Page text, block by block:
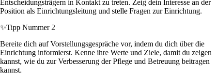
Entscheidungsträgern in Kontakt zu treten. Zeig dein Interesse an der
Position als Einrichtungsleitung und stelle Fragen zur Einrichtung.
✨Tipp Nummer 2
Bereite dich auf Vorstellungsgespräche vor, indem du dich über die
Einrichtung informierst. Kenne ihre Werte und Ziele, damit du zeigen
kannst, wie du zur Verbesserung der Pflege und Betreuung beitragen
kannst.